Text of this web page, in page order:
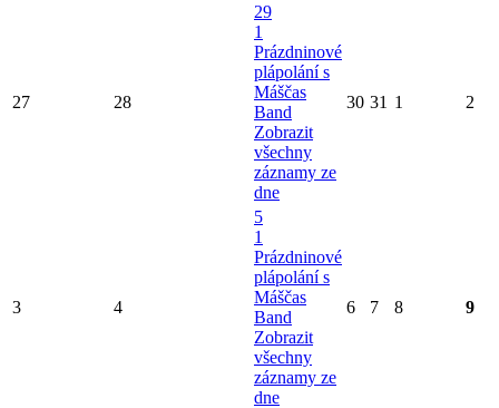
27 28
29
1
Prázdninové
plápolání s
Máščas
Band
Zobrazit
všechny
záznamy ze
dne
30 31 1 2
3 4
5
1
Prázdninové
plápolání s
Máščas
Band
Zobrazit
všechny
záznamy ze
dne
6 7 8 9